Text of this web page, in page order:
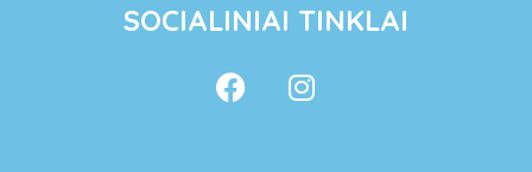
SOCIALINIAI TINKLAI